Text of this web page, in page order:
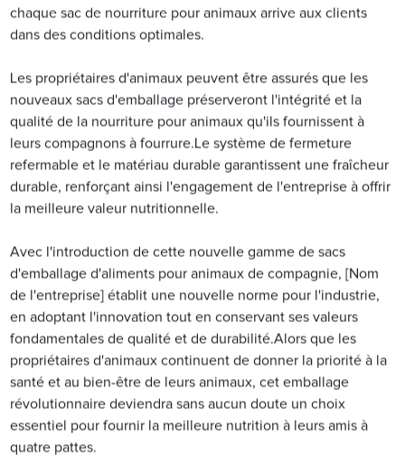
chaque sac de nourriture pour animaux arrive aux clients
dans des conditions optimales.
Les propriétaires d'animaux peuvent être assurés que les
nouveaux sacs d'emballage préserveront l'intégrité et la
qualité de la nourriture pour animaux qu'ils fournissent à
leurs compagnons à fourrure.Le système de fermeture
refermable et le matériau durable garantissent une fraîcheur
durable, renforçant ainsi l'engagement de l'entreprise à offrir
la meilleure valeur nutritionnelle.
Avec l'introduction de cette nouvelle gamme de sacs
d'emballage d'aliments pour animaux de compagnie, [Nom
de l'entreprise] établit une nouvelle norme pour l'industrie,
en adoptant l'innovation tout en conservant ses valeurs
fondamentales de qualité et de durabilité.Alors que les
propriétaires d'animaux continuent de donner la priorité à la
santé et au bien-être de leurs animaux, cet emballage
révolutionnaire deviendra sans aucun doute un choix
essentiel pour fournir la meilleure nutrition à leurs amis à
quatre pattes.